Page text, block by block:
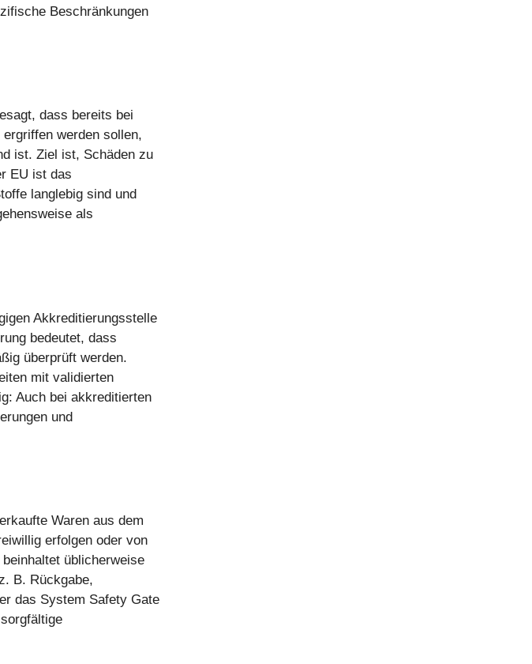
Beschränkungen
dass bereits bei
werden sollen,
ist. Ziel ist, Schäden zu
EU ist das
langlebig sind und
als
Akkreditierungsstelle
bedeutet, dass
überprüft werden.
mit validierten
Auch bei akkreditierten
und
Waren aus dem
erfolgen oder von
üblicherweise
B. Rückgabe,
das System Safety Gate